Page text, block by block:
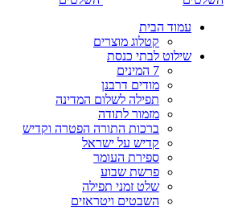
עמוד הבית
קטלוג מוצרים
שילוט לבתי כנסת
7 המינים
מודים דרבנן
תפילה לשלום המדינה
מזמור לתודה
ברכות התורה הפטרה וקדיש
קדיש על ישראל
ספירת העומר
פרשת שבוע
שלט זמני תפילה
השבטים ויטראזים